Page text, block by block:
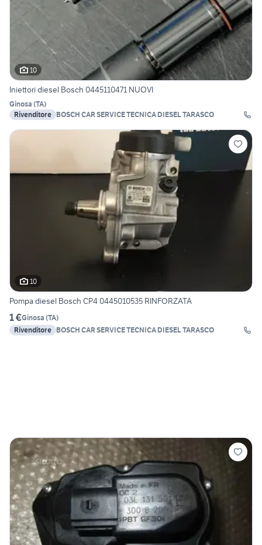
10
Iniettori diesel Bosch 0445110471 NUOVI
Ginosa (TA)
Rivenditore BOSCH CAR SERVICE TECNICA DIESEL TARASCO
10
Pompa diesel Bosch CP4 0445010535 RINFORZATA
1 €Ginosa (TA)
Rivenditore BOSCH CAR SERVICE TECNICA DIESEL TARASCO